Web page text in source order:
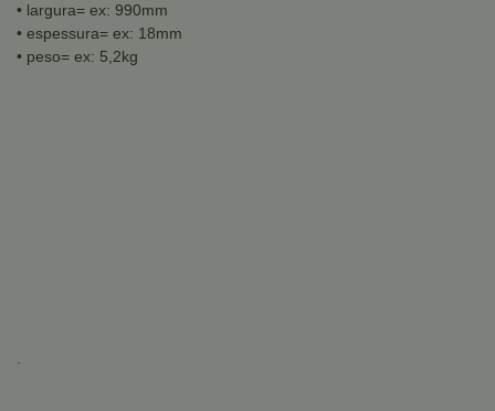
• largura= ex: 990mm
• espessura= ex: 18mm
• peso= ex: 5,2kg